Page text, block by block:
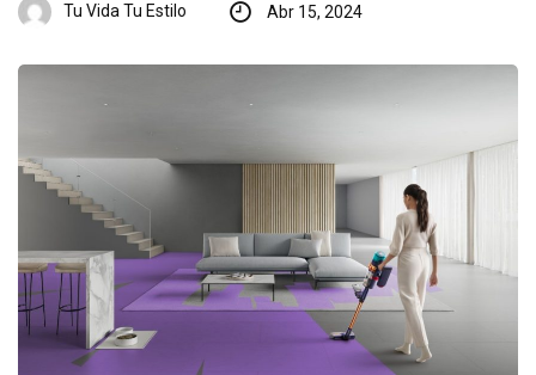
Tu Vida Tu Estilo Abr 15, 2024